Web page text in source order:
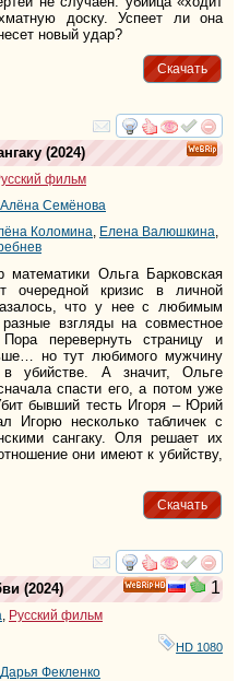
доску. Успеет ли она
новый удар?
Скачать
смотреть
(2024)
фильм
Алёна Семёнова
Коломина, Елена Валюшкина,
математики Ольга Барковская
очередной кризис в личной
что у нее с любимым
взгляды на совместное
перевернуть страницу и
но тут любимого мужчину
в убийстве. А значит, Ольге
спасти его, а потом уже
бывший тесть Игоря – Юрий
Игорю несколько табличек с
сангаку. Оля решает их
они имеют к убийству,
Скачать
смотреть
HD
1
(2024)
, Русский фильм
HD 1080
Дарья Фекленко